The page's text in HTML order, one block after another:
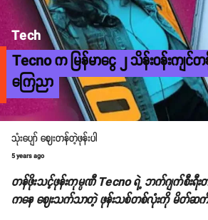
Tech
Tecno က မြန်မာငွေ ၂ သိန်းဝန်းကျင်
ကြေညာ
သုံးပျော် ဈေးတန်တဲ့ဖုန်းပါ
5 years ago
တန်ဖိုးသင့်ဖုန်းကုမ္ပဏီ Tecno ရဲ့ ဘက်ဂျက်စီးရီး
ကနေ ဈေးသက်သာတဲ့ ဖုန်းသစ်တစ်လုံးကို မိတ်ဆ